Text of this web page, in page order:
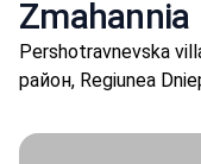
Zmahannia
Pershotravnevska
район, Regiunea